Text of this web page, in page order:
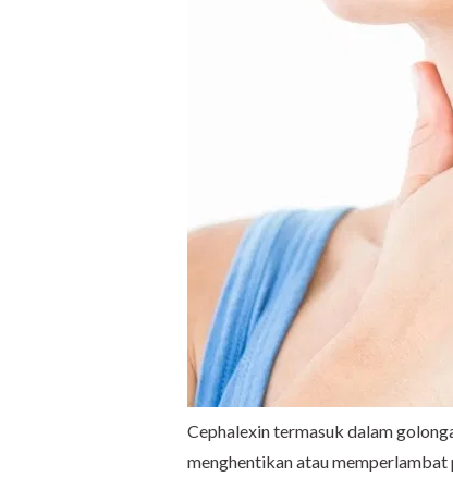
Cephalexin termasuk dalam
menghentikan atau